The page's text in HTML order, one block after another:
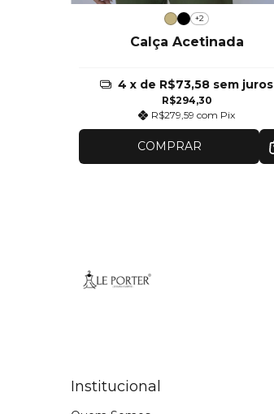
+2
Calça Acetinada
R$294,30
R$279,59 com Pix
4 x de R$73,58 sem juros
COMPRAR
Institucional